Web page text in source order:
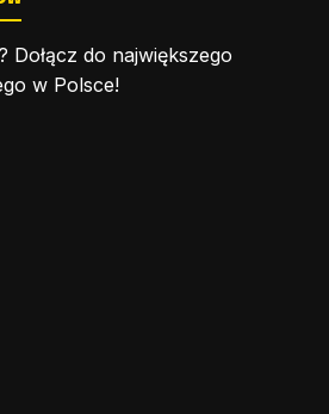
Dołącz do największego
w Polsce!